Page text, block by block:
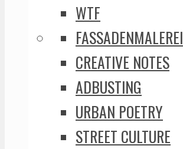
WTF
FASSADENMALEREI
CREATIVE NOTES
ADBUSTING
URBAN POETRY
STREET CULTURE